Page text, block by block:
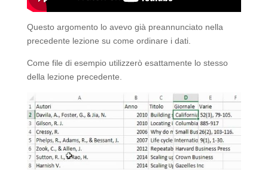
Questo argomento lo avevo già preannunciato nella
precedente lezione su come ordinare i dati.
Come file di esempio utilizzerò esattamente lo stesso
della lezione precedente.